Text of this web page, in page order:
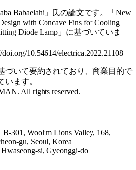
Babaelahi」氏の論文です。「New
with Concave Fins for Cooling
Diode Lamp」に基づいていま
10.54614/electrica.2022.21108
づいて要約されており、商業目的で
います。
All rights reserved.
301, Woolim Lions Valley, 168,
gu, Seoul, Korea
si, Gyeonggi-do